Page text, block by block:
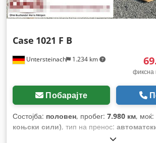
Untersteinach 1.234 km
Case 1021 F B
фиксна
Побарајте
Состојба: половен, пробег: 7.980 км, моќ:
коњски сили), тип на пренос:
, прва регистрација: